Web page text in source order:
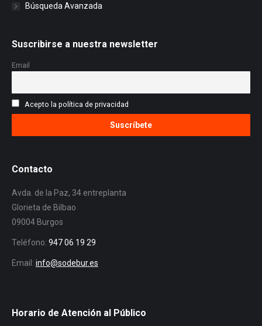
Búsqueda Avanzada
Suscribirse a nuestra newsletter
Email
Acepto la política de privacidad
Contacto
Avda. de la Paz, 34 entreplanta
Glorieta de Bilbao
09004 Burgos
Teléfono: 947 06 19 29
Email: info@sodebur.es
Horario de Atención al Público